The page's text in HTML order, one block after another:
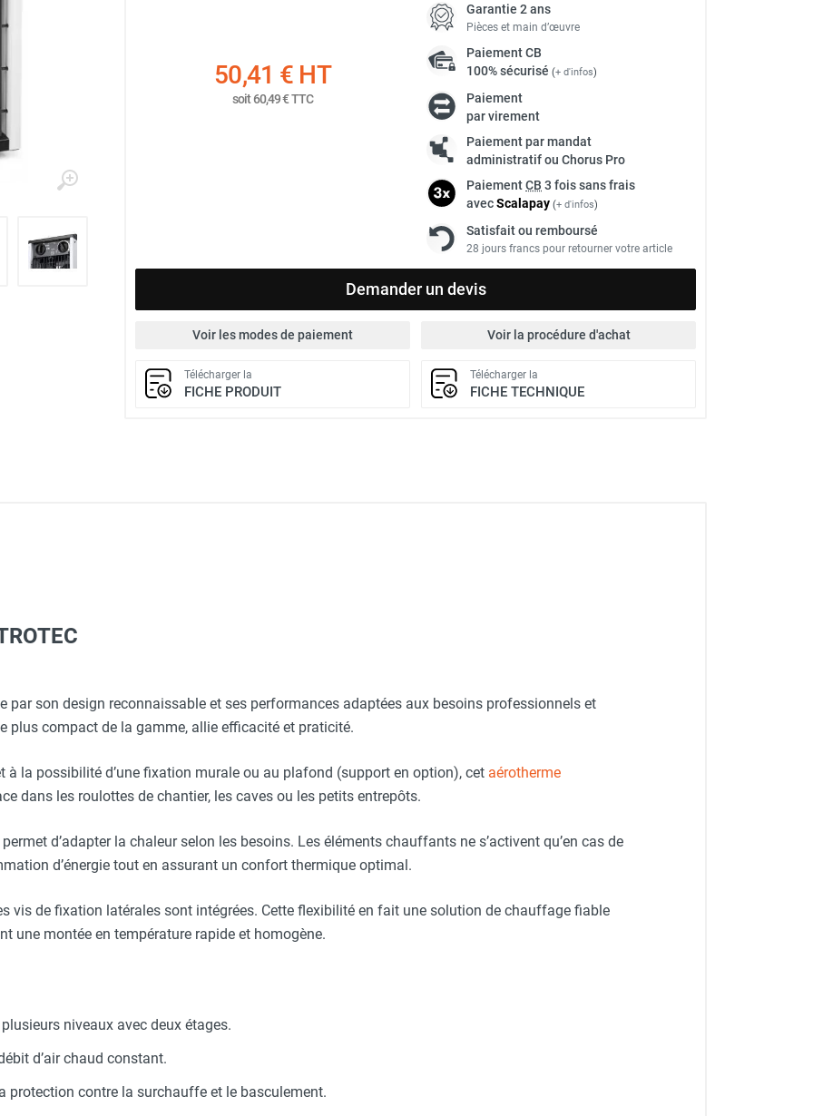
50,41 € HT
soit60,49 €TTC
Garantie 2 ans
Pièces et main d’œuvre
PaiementCB
100% sécurisé (+ d'infos)
Paiement
par virement
Paiement par mandat
administratif ou Chorus Pro
PaiementCB 3 fois sans frais
avecScalapay (+ d'infos)
Satisfait ou remboursé
28 jours francs pour retourner votre article
Demander un devis
Voir les modes de paiement Voir la procédure d'achat
Télécharger la
FICHE PRODUIT
Télécharger la
FICHE TECHNIQUE
20m - Section Ø 3x2,5 mm² - 230 V 16 A - HEATCOM
aérotherme TDS10/TDS20/TDS30/série TDS-C/série TVM - TROTEC
XL - HUSQVARNA
S - HUSQVARNA
par son design reconnaissable et ses performances adaptées aux besoins professionnels et
plus compact de la gamme, allie efficacité et praticité.
à la possibilité d’une fixation murale ou au plafond (support en option), cet aérotherme
dans les roulottes de chantier, les caves ou les petits entrepôts.
d’adapter la chaleur selon les besoins. Les éléments chauffants ne s’activent qu’en cas de
d’énergie tout en assurant un confort thermique optimal.
vis de fixation latérales sont intégrées. Cette flexibilité en fait une solution de chauffage fiable
une montée en température rapide et homogène.
niveaux avec deux étages.
d’air chaud constant.
protection contre la surchauffe et le basculement.